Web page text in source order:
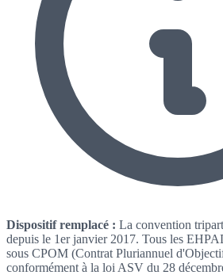
Dispositif remplacé : La convention
depuis le 1er janvier 2017. Tous les
sous CPOM (Contrat Pluriannuel
conformément à la loi ASV du 28